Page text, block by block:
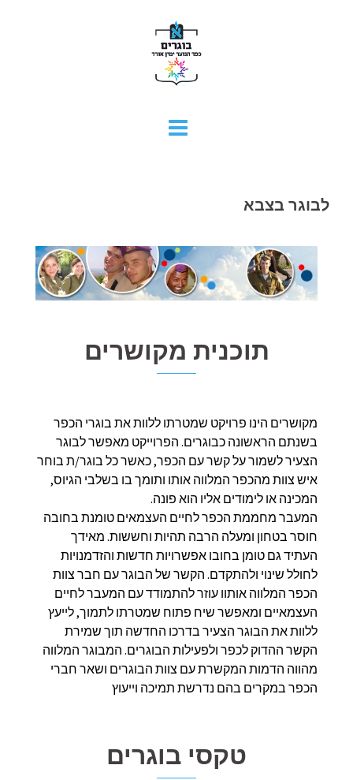
לבוגר בצבא
תוכנית מקושרים
מקושרים הינו פרויקט שמטרתו ללוות את בוגרי הכפר
בשנתם הראשונה כבוגרים. הפרוייקט מאפשר לבוגר
הצעיר לשמור על קשר עם הכפר, כאשר כל בוגר/ת בוחר
איש צוות מהכפר המלווה אותו ותומך בו בשלבי הגיוס,
המכינה או לימודים אליו הוא פונה.
המעבר מחממת הכפר לחיים העצמאים טומנת בחובה
חוסר בטחון ומעלה הרבה תהיות וחששות. מאידך
העתיד גם טומן בחובו אפשרויות חדשות והזדמנויות
לחולל שינוי ולהתקדם. הקשר של הבוגר עם חבר צוות
הכפר המלווה אותוו עוזר להתמודד עם המעבר לחיים
העצמאיים ומאפשר שיח פתוח שמטרתו לתמוך, לייעץ
ללוות את הבוגר הצעיר בדרכו החדשה תוך שמירת
הקשר ההדוק לכפר ולפעילות הבוגרים. המבוגר המלווה
מהווה הדמות המקשרת עם צוות הבוגרים ושאר חברי
הכפר במקרים בהם נדרשת תמיכה וייעוץ
טקסי בוגרים